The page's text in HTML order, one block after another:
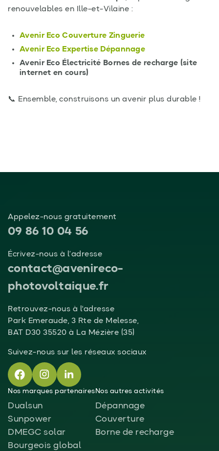
renouvelables en Ille-et-Vilaine :
Avenir Eco Couverture Zinguerie
Avenir Eco Expertise Dépannage
Avenir Eco Électricité Bornes de recharge (site
internet en cours)
📞 Ensemble, construisons un avenir plus durable !
Appelez-nous gratuitement
09 86 10 04 56
Écrivez-nous à l’adresse
contact@avenireco-
photovoltaique.fr
Retrouvez-nous à l'adresse
Park Emeraude, 3 Rte de Melesse,
BAT D30 35520 à La Mézière (35)
Suivez-nous sur les réseaux sociaux
Nos marques partenaires
Dualsun
Sunpower
DMEGC solar
Bourgeois global
Nos autres activités
Dépannage
Couverture
Borne de recharge